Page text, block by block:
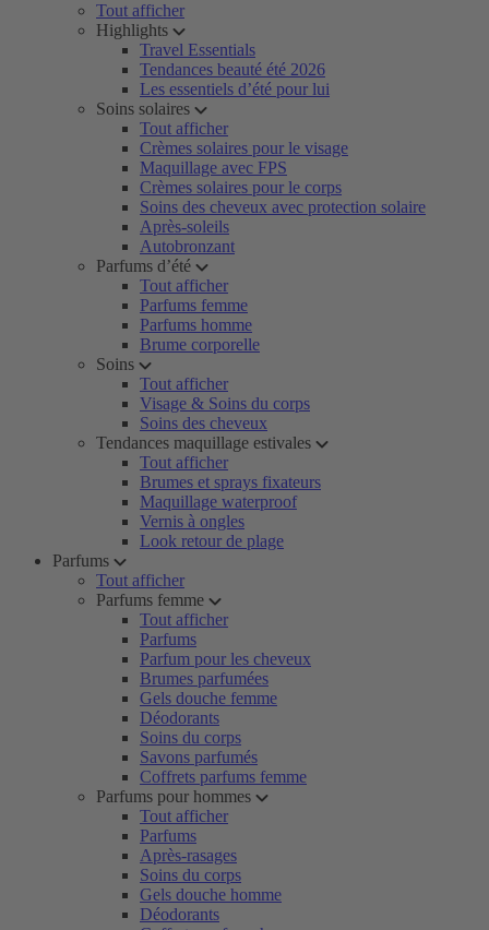
Tout afficher
Highlights
Travel Essentials
Tendances beauté été 2026
Les essentiels d’été pour lui
Soins solaires
Tout afficher
Crèmes solaires pour le visage
Maquillage avec FPS
Crèmes solaires pour le corps
Soins des cheveux avec protection solaire
Après-soleils
Autobronzant
Parfums d’été
Tout afficher
Parfums femme
Parfums homme
Brume corporelle
Soins
Tout afficher
Visage & Soins du corps
Soins des cheveux
Tendances maquillage estivales
Tout afficher
Brumes et sprays fixateurs
Maquillage waterproof
Vernis à ongles
Look retour de plage
Parfums
Tout afficher
Parfums femme
Tout afficher
Parfums
Parfum pour les cheveux
Brumes parfumées
Gels douche femme
Déodorants
Soins du corps
Savons parfumés
Coffrets parfums femme
Parfums pour hommes
Tout afficher
Parfums
Après-rasages
Soins du corps
Gels douche homme
Déodorants